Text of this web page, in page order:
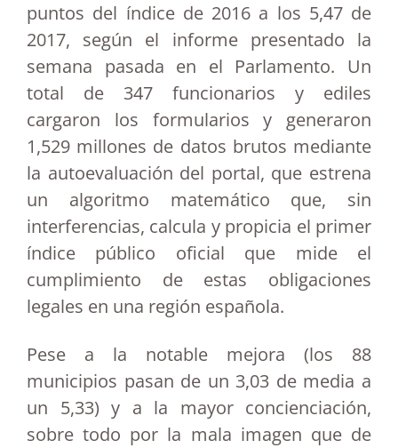
puntos del índice de 2016 a los 5,47 de
2017, según el informe presentado la
semana pasada en el Parlamento. Un
total de 347 funcionarios y ediles
cargaron los formularios y generaron
1,529 millones de datos brutos mediante
la autoevaluación del portal, que estrena
un algoritmo matemático que, sin
interferencias, calcula y propicia el primer
índice público oficial que mide el
cumplimiento de estas obligaciones
legales en una región española.
Pese a la notable mejora (los 88
municipios pasan de un 3,03 de media a
un 5,33) y a la mayor concienciación,
sobre todo por la mala imagen que de